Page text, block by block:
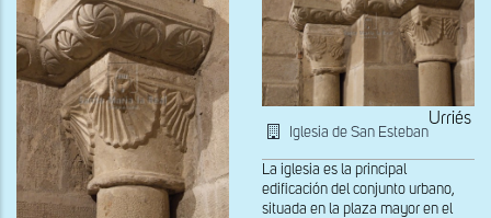
Iglesia de San Esteban
Urriés
La iglesia es la principal
edificación del conjunto urbano,
situada en la plaza mayor en el